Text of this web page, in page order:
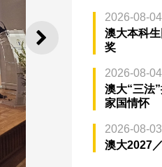
下一则
2026-08-
澳大本科
奖
2026-08-
澳大“三法
家国情怀
2026-08-
澳大2027